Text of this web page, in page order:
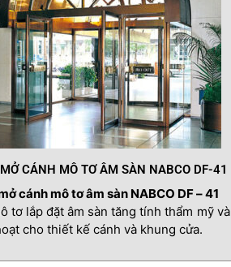
CÁNH MÔ TƠ ÂM SÀN NABCO DF-41
cánh mô tơ âm sàn NABCO DF – 41
tơ lắp đặt âm sàn tăng tính thẩm mỹ và
cho thiết kế cánh và khung cửa.